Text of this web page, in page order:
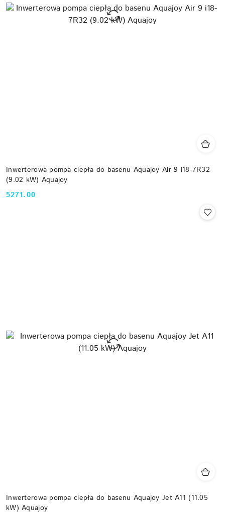
Inwerterowa pompa ciepła do basenu Aquajoy Air 9 i18-7R32
(9.02 kW) Aquajoy
Cena:
5271.00
Inwerterowa pompa ciepła do basenu Aquajoy Jet A11 (11.05
kW) Aquajoy